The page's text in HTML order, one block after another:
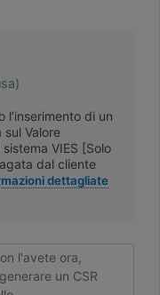
l’inserimento di un
sul Valore
VIES [Solo
dal cliente
dettagliate